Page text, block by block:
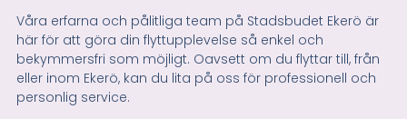
Våra erfarna och pålitliga team på Stadsbudet Ekerö är
här för att göra din flyttupplevelse så enkel och
bekymmersfri som möjligt. Oavsett om du flyttar till, från
eller inom Ekerö, kan du lita på oss för professionell och
personlig service.